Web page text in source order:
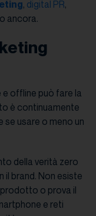
, digital PR,
ancora.
offline può fare la
è continuamente
se usare o meno un
della verità zero
brand. Non esiste
prodotto o prova il
e reti